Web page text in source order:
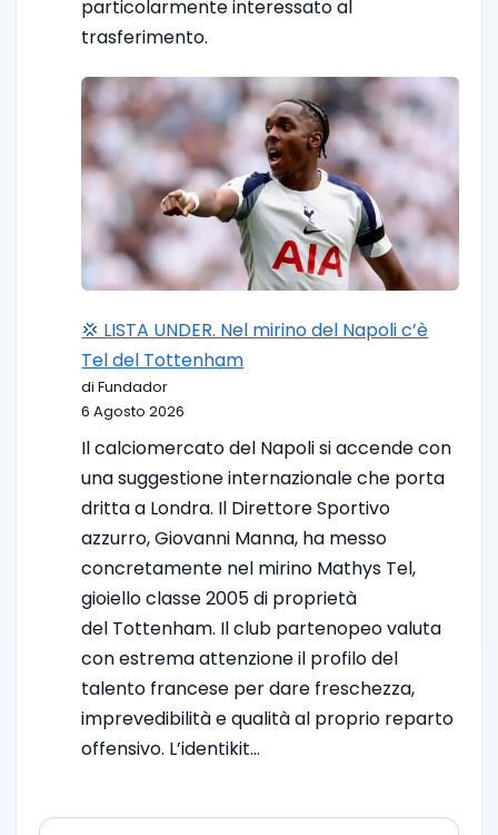
particolarmente interessato al
trasferimento.
💢 LISTA UNDER. Nel mirino del Napoli c’è
Tel del Tottenham
di Fundador
6 Agosto 2026
Il calciomercato del Napoli si accende con
una suggestione internazionale che porta
dritta a Londra. Il Direttore Sportivo
azzurro, Giovanni Manna, ha messo
concretamente nel mirino Mathys Tel,
gioiello classe 2005 di proprietà
del Tottenham. Il club partenopeo valuta
con estrema attenzione il profilo del
talento francese per dare freschezza,
imprevedibilità e qualità al proprio reparto
offensivo. L’identikit…